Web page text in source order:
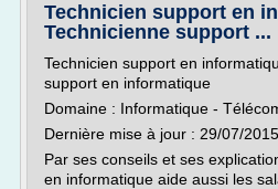
Technicien support en
Technicienne support ...
Technicien support en
support en informatique
Domaine : Informatique -
Dernière mise à jour : 29/07/2015
Par ses conseils et ses
en informatique aide aussi les